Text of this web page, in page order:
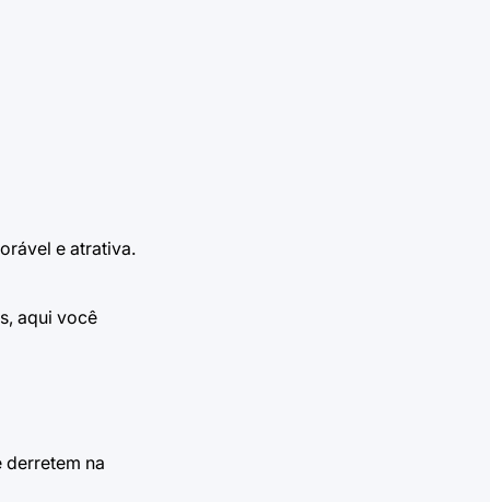
e atrativa.
aqui você
derretem na